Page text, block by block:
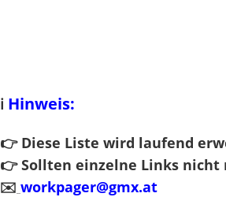
ℹ️ Hinweis:
👉 Diese Liste wird laufend
👉 Sollten einzelne Links nicht
✉️ workpager@gmx.at